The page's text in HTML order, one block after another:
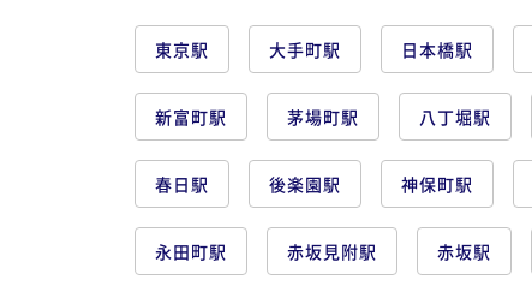
東京駅 大手町駅 日本橋駅
新富町駅 茅場町駅 八丁堀駅
春日駅 後楽園駅 神保町駅
永田町駅 赤坂見附駅 赤坂駅